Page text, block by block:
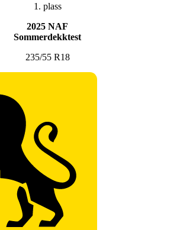
1. plass
2025 NAF
Sommerdekktest
235/55 R18